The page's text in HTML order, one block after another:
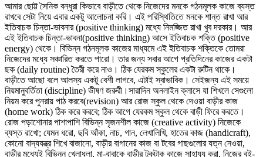
আমার ছোট্ট সৈনিক বন্ধুরা কিভাবে বাড়ীতে থেকে নিজেদের মনকে গঠনমূলক কাজে ব্যস্ত
রাখবে সেটা নিয়ে এবার একটু আলোচনা করি। এই পরিস্থিতিতে মনকে শান্ত রাখা আর
ইতিবাচক চিন্তা-ভাবনার (positive thinking) মধ্যে নিমজ্জিত রাখা খুব দরকার। আর
এই ইতিবাচক চিন্তা-ভাবনা(positive thinking) আসে ইতিবাচক শক্তি (positive
energy) থেকে। বিভিন্ন গঠনমূলক কাজের মাধ্যমে এই ইতিবাচক শক্তিকে তোমরা
নিজেদের মধ্যে সঞ্চারিত করতে পারো। তার জন্য সবার আগে প্রতিদিনের কাজের একটা
ছক (daily routine) তৈরী করে নাও। ঠিক যেরকম স্কুলের একটা রুটিন থাকে।
বাড়ীতে আছো বলে আলস্য একটু বেশী লাগবে, এটাই স্বাভাবিক। সেইজন্য এই সময়ে
নিয়মানুবর্তিতা (discipline) ভীষণ জরুরী।সারাদিন অনলাইন ক্লাসে যা শিখলে সেগুলো
নিয়ম করে পুনরায় পাঠ করবে(revision) আর রোজ স্কুল থেকে দেওয়া বাড়ীর কাজ
(home work) ঠিক করে করবে; ঠিক আগে যেরকম স্কুল থেকে বাড়ী ফিরে করতে।
রোজ পড়াশোনার পাশাপাশি বিভিন্ন সৃজনশীল কাজে (creative activity) নিজেকে
ব্যস্ত রাখো; যেমন ধরো, ছবি আঁকা, নাচ, গান, লেখালিখি, হাতের কাজ (handicraft),
কোনো বাদ্যযন্ত্র শিখে বাজানো, বাড়ীর বাগানের কাজ বা টবের গাছগুলোর যত্ন নেওয়া,
বাড়ীর মধ্যেই বিভিন্ন খেলাধুলা, মা-বাবাকে বাড়ীর টুকটাক কাজে সাহায্য করা, নিজের বই-